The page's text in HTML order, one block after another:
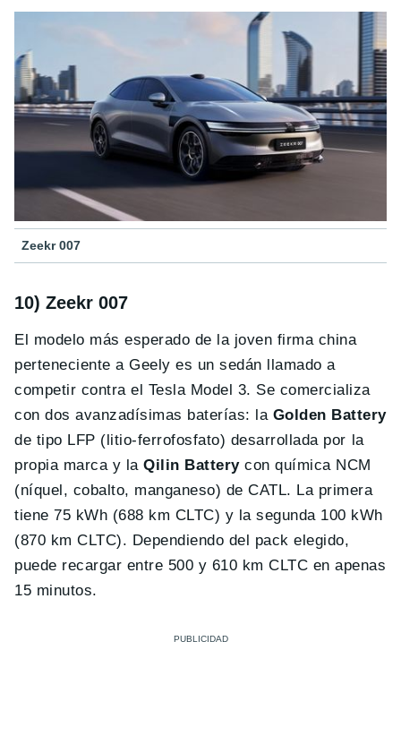
Zeekr 007
10) Zeekr 007
El modelo más esperado de la joven firma china
perteneciente a Geely es un sedán llamado a
competir contra el Tesla Model 3. Se comercializa
con dos avanzadísimas baterías: la Golden Battery
de tipo LFP (litio-ferrofosfato) desarrollada por la
propia marca y laQilin Batterycon química NCM
(níquel, cobalto, manganeso) de CATL. La primera
tiene 75 kWh (688 km CLTC) y la segunda 100 kWh
(870 km CLTC). Dependiendo del pack elegido,
puede recargar entre 500 y 610 km CLTC en apenas
15 minutos.